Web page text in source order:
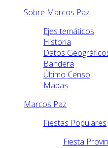
Sobre Marcos Paz
Ejes temáticos
Historia
Datos
Bandera
Último Censo
Mapas
Marcos Paz
Fiestas Populares
Fiesta